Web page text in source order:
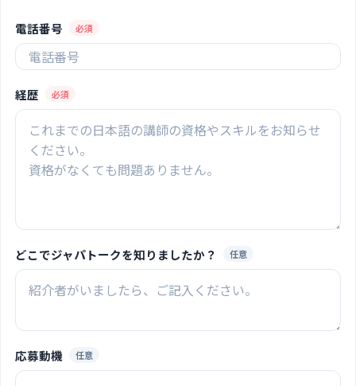
電話番号 必須
経歴 必須
どこでジャパトークを知りましたか？ 任意
応募動機 任意